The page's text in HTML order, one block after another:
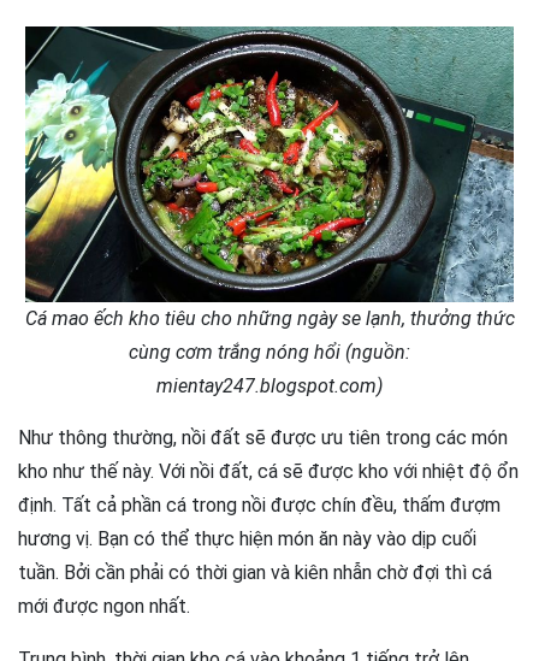
Cá mao ếch kho tiêu cho những ngày se lạnh, thưởng thức
cùng cơm trắng nóng hổi (nguồn:
mientay247.blogspot.com)
Như thông thường, nồi đất sẽ được ưu tiên trong các món
kho như thế này. Với nồi đất, cá sẽ được kho với nhiệt độ ổn
định. Tất cả phần cá trong nồi được chín đều, thấm đượm
hương vị. Bạn có thể thực hiện món ăn này vào dịp cuối
tuần. Bởi cần phải có thời gian và kiên nhẫn chờ đợi thì cá
mới được ngon nhất.